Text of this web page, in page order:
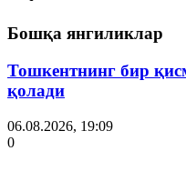
Бошқа янгиликлар
Тошкентнинг бир
қолади
06.08.2026, 19:09
0